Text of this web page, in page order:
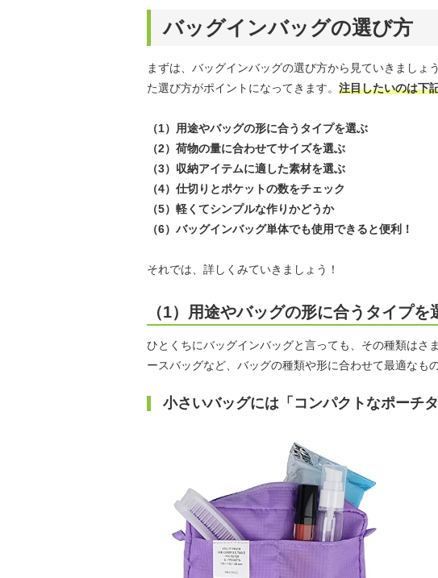
バッグインバッグの選び方
まずは、バッグインバッグの選び方から見ていきまし
た選び方がポイントになってきます。 注目したいのは下
（1）用途やバッグの形に合うタイプを選ぶ
（2）荷物の量に合わせてサイズを選ぶ
（3）収納アイテムに適した素材を選ぶ
（4）仕切りとポケットの数をチェック
（5）軽くてシンプルな作りかどうか
（6）バッグインバッグ単体でも使用できると便利！
それでは、詳しくみていきましょう！
（1）用途やバッグの形に合うタイプを
ひとくちにバッグインバッグと言っても、その種類はさ
ースバッグなど、バッグの種類や形に合わせて最適なも
小さいバッグには「コンパクトなポーチタ